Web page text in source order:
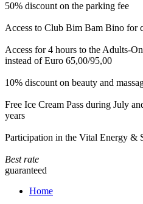
50% discount on the parking fee
Access to Club Bim Bam Bino for
Access for 4 hours to the Adults-
instead of Euro 65,00/95,00
10% discount on beauty and
Free Ice Cream Pass during July
years
Participation in the Vital Energy &
Best rate
guaranteed
Home